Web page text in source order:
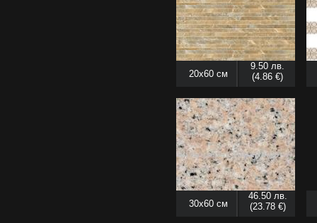
20x60 см
9.50 лв.
(4.86 €)
30x60 см
46.50 лв.
(23.78 €)